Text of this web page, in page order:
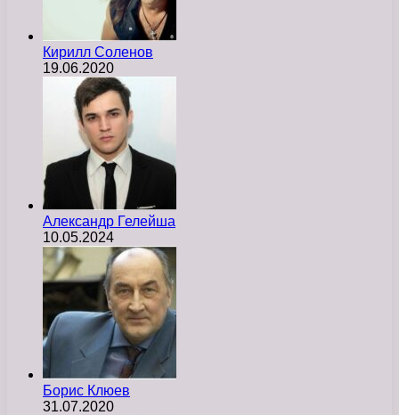
Кирилл Соленов
19.06.2020
Александр Гелейша
10.05.2024
Борис Клюев
31.07.2020